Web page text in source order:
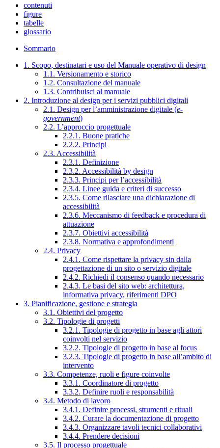
contenuti
figure
tabelle
glossario
Sommario
1. Scopo, destinatari e uso del Manuale operativo di design
1.1. Versionamento e storico
1.2. Consultazione del manuale
1.3. Contribuisci al manuale
2. Introduzione al design per i servizi pubblici digitali
2.1. Design per l’amministrazione digitale (e-
government)
2.2. L’approccio progettuale
2.2.1. Buone pratiche
2.2.2. Principi
2.3. Accessibilità
2.3.1. Definizione
2.3.2. Accessibilità by design
2.3.3. Principi per l’accessibilità
2.3.4. Linee guida e criteri di successo
2.3.5. Come rilasciare una dichiarazione di
accessibilità
2.3.6. Meccanismo di feedback e procedura di
attuazione
2.3.7. Obiettivi accessibilità
2.3.8. Normativa e approfondimenti
2.4. Privacy
2.4.1. Come rispettare la privacy sin dalla
progettazione di un sito o servizio digitale
2.4.2. Richiedi il consenso quando necessario
2.4.3. Le basi del sito web: architettura,
informativa privacy, riferimenti DPO
3. Pianificazione, gestione e strategia
3.1. Obiettivi del progetto
3.2. Tipologie di progetti
3.2.1. Tipologie di progetto in base agli attori
coinvolti nel servizio
3.2.2. Tipologie di progetto in base al focus
3.2.3. Tipologie di progetto in base all’ambito di
intervento
3.3. Competenze, ruoli e figure coinvolte
3.3.1. Coordinatore di progetto
3.3.2. Definire ruoli e responsabilità
3.4. Metodo di lavoro
3.4.1. Definire processi, strumenti e rituali
3.4.2. Curare la documentazione di progetto
3.4.3. Organizzare tavoli tecnici collaborativi
3.4.4. Prendere decisioni
3.5. Il processo progettuale